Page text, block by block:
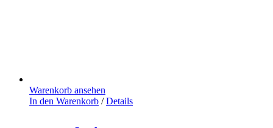
Warenkorb ansehen
In den Warenkorb / Details